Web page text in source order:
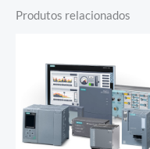
Produtos relacionados